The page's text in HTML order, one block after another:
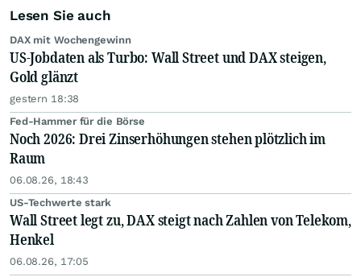
Lesen Sie auch
DAX mit Wochengewinn
US-Jobdaten als Turbo: Wall Street und DAX steigen,
Gold glänzt
gestern 18:38
Fed-Hammer für die Börse
Noch 2026: Drei Zinserhöhungen stehen plötzlich im
Raum
06.08.26, 18:43
US-Techwerte stark
Wall Street legt zu, DAX steigt nach Zahlen von Telekom,
Henkel
06.08.26, 17:05